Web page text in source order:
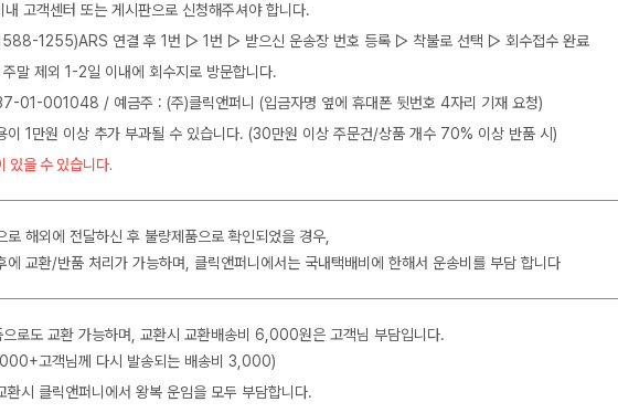
고객센터 또는 게시판으로 신청해주셔야 합니다.
1255)ARS 연결 후 1번 ▷ 1번 ▷ 받으신 운송장 번호 등록 ▷ 착불로 선택 ▷ 회수접수 완료
말 제외 1-2일 이내에 회수지로 방문합니다.
01-001048 / 예금주 : (주)클릭앤퍼니 (입금자명 옆에 휴대폰 뒷번호 4자리 기재 요청)
이 1만원 이상 추가 부과될 수 있습니다. (30만원 이상 주문건/상품 개수 70% 이상 반품 시)
있을 수 있습니다.
해외에 전달하신 후 불량제품으로 확인되었을 경우,
에 교환/반품 처리가 가능하며, 클릭앤퍼니에서는 국내택배비에 한해서 운송비를 부담 합니다
로도 교환 가능하며, 교환시 교환배송비 6,000원은 고객님 부담입니다.
고객님께 다시 발송되는 배송비 3,000)
시 클릭앤퍼니에서 왕복 운임을 모두 부담합니다.